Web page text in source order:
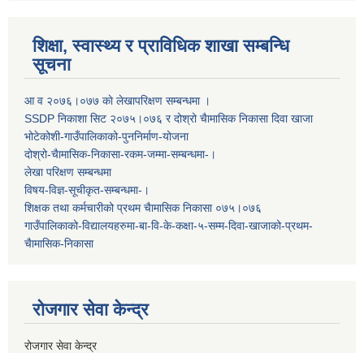
शिक्षा, स्वास्थ्य र प्राविधिक शाखा सम्बन्धि
सूचना
आ व २०७६।०७७ काे लेखापरिक्षण सम्बन्धमा ।
SSDP निकाशा सिट २०७५।०७६ र दोश्रो चैामासिक निकासा दिवा खाजा
भोटेकोशी-गाउँपालिकाको-पुननिर्माण-योजना
दोश्रो-चैामासिक-निकासा-रकम-जम्मा-सम्बन्धमा-।
लेखा परिक्षण सम्बन्धमा
विषय-विज्ञ-सूचीकृत-सम्बन्धमा-।
शिक्षक तथा कर्मचारीको प्रथम च‌ैामासिक निकासा ०७५।०७६
गाउँपालिकाको-विद्यालयहरुमा-बा-वि-के-कक्षा-५-सम्म-दिवा-खाजाको-प्रथम-
चैामासिक-निकासा
रोजगार सेवा केन्द्र
रोजगार सेवा केन्द्र